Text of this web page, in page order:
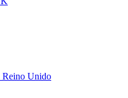
Reino Unido